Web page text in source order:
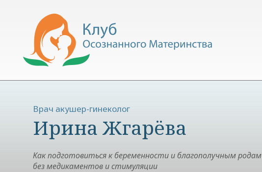
Врач акушер-гинеколог
Ирина Жгарёва
Как подготовиться к беременности и благополучным родам
без медикаментов и стимуляции